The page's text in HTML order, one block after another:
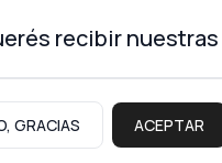
recibir
GRACIAS ACEPTAR